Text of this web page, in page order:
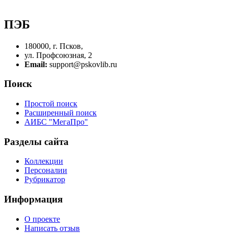
ПЭБ
180000, г. Псков,
ул. Профсоюзная, 2
Email: support@pskovlib.ru
Поиск
Простой поиск
Расширенный поиск
АИБС "МегаПро"
Разделы сайта
Коллекции
Персоналии
Рубрикатор
Информация
О проекте
Написать отзыв